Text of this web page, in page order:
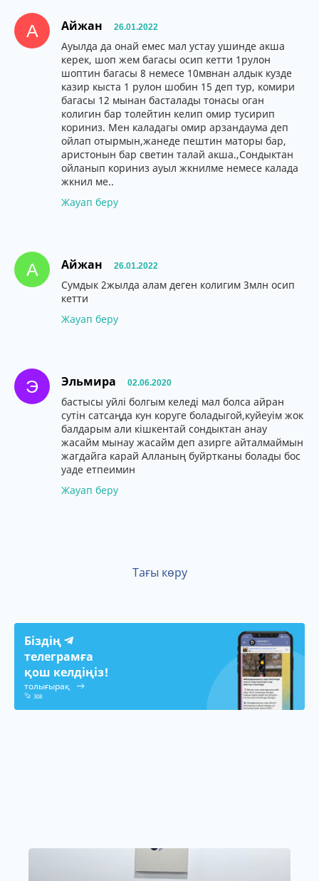
А Айжан 26.01.2022
Ауылда да онай емес мал устау ушинде акша
керек, шоп жем багасы осип кетти 1рулон
шоптин багасы 8 немесе 10мвнан алдык кузде
казир кыста 1 рулон шобин 15 деп тур, комири
багасы 12 мынан басталады тонасы оган
колигин бар толейтин келип омир тусирип
кориниз. Мен каладагы омир арзандаума деп
ойлап отырмын,жанеде пештин маторы бар,
аристонын бар светин талай акша.,Сондыктан
ойланып кориниз ауыл жкнилме немесе калада
жкнил ме..
Жауап беру
А Айжан 26.01.2022
Сумдык 2жылда алам деген колигим 3млн осип
кетти
Жауап беру
Э Эльмира 02.06.2020
бастысы уйлі болгым келеді мал болса айран
сутін сатсаңда кун коруге боладыгой,куйеуім жок
балдарым али кішкентай сондыктан анау
жасайм мынау жасайм деп азирге айталмаймын
жагдайга карай Алланың буйртканы болады бос
уаде етпеимин
Жауап беру
Тағы көру
Біздің
телеграмға
қош келдіңіз!
толығырақ
308